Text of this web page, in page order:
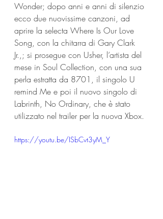
Wonder; dopo anni e anni di silenzio
ecco due nuovissime canzoni, ad
aprire la selecta Where Is Our Love
Song, con la chitarra di Gary Clark
Jr.,; si prosegue con Usher, l’artista del
mese in Soul Collection, con una sua
perla estratta da 8701, il singolo U
remind Me e poi il nuovo singolo di
Labrinth, No Ordinary, che è stato
utilizzato nel trailer per la nuova Xbox.
https://youtu.be/ISbCvt3yM_Y